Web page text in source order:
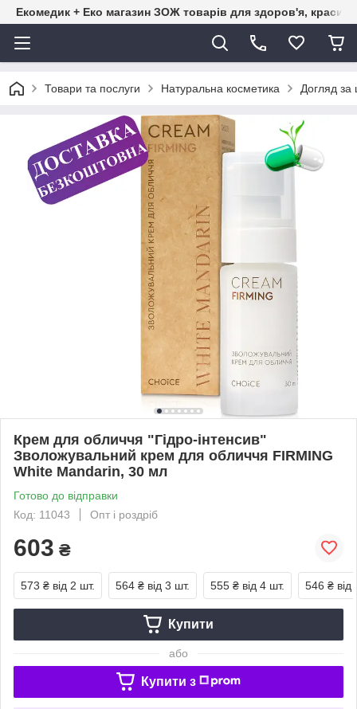
Екомедик + Еко магазин ЗОЖ товарів для здоров'я, краси
Товари та послуги Натуральна косметика Догляд за
Крем для обличчя "Гідро-інтенсив"
Зволожувальний крем для обличчя FIRMING
White Mandarin, 30 мл
Готово до відправки
Код: 11043
Опт і роздріб
603 ₴
573 ₴ від 2 шт. 564 ₴ від 3 шт. 555 ₴ від 4 шт. 546 ₴ від
Купити
або
Купити з